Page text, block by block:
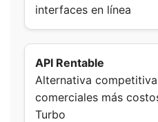
interfaces en línea
API Rentable
Alternativa
comerciales más
Turbo